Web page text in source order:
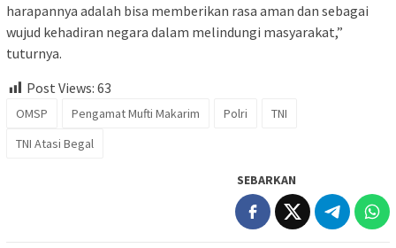
harapannya adalah bisa memberikan rasa aman dan sebagai
wujud kehadiran negara dalam melindungi masyarakat,”
tuturnya.
Post Views: 63
OMSP Pengamat Mufti Makarim Polri
TNI
TNI Atasi Begal
SEBARKAN